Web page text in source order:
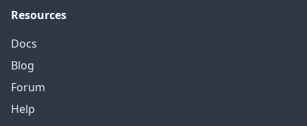
Resources
Docs
Blog
Forum
Help